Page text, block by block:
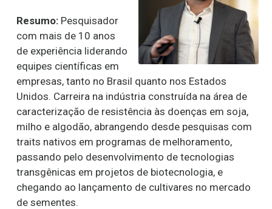
Resumo: Pesquisador
com mais de 10 anos
de experiência liderando
equipes científicas em
empresas, tanto no Brasil quanto nos Estados
Unidos. Carreira na indústria construída na área de
caracterização de resistência às doenças em soja,
milho e algodão, abrangendo desde pesquisas com
traits nativos em programas de melhoramento,
passando pelo desenvolvimento de tecnologias
transgênicas em projetos de biotecnologia, e
chegando ao lançamento de cultivares no mercado
de sementes.